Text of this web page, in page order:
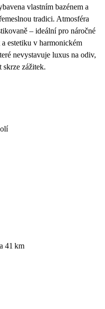
vlastním bazénem a
tradici. Atmosféra
– ideální pro náročné
estetiku v harmonickém
nevystavuje luxus na odiv,
skrze zážitek.
41 km